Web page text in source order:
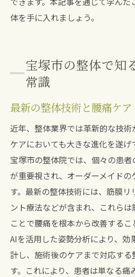
体を手に入れましょう。
宝塚市の整体で知
常識
最新の整体技術と腰痛ケア
近年、整体業界では革新的な技
ケアにおいても大きな進化を遂げ
宝塚市の整体院では、個々の患
が重要視され、オーダーメイドの
す。最新の整体技術には、筋膜リ
ント療法などが含まれ、これら
ことで腰痛を根本から改善するこ
AIを活用した姿勢分析により、効
計し、施術後のケアまで対応する
す。これにより、患者は単なる痛